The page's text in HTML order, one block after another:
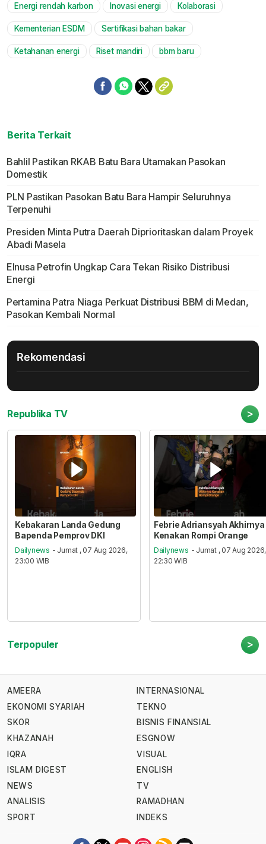
Energi rendah karbon Inovasi energi Kolaborasi
Kementerian ESDM Sertifikasi bahan bakar
Ketahanan energi Riset mandiri bbm baru
Berita Terkait
Bahlil Pastikan RKAB Batu Bara Utamakan Pasokan
Domestik
PLN Pastikan Pasokan Batu Bara Hampir Seluruhnya
Terpenuhi
Presiden Minta Putra Daerah Diprioritaskan dalam Proyek
Abadi Masela
Elnusa Petrofin Ungkap Cara Tekan Risiko Distribusi
Energi
Pertamina Patra Niaga Perkuat Distribusi BBM di Medan,
Pasokan Kembali Normal
Rekomendasi
Republika TV >
Kebakaran Landa Gedung
Bapenda Pemprov DKI
Dailynews - Jumat , 07 Aug 2026,
23:00 WIB
Febrie Adriansyah Akhirnya
Kenakan Rompi Orange
Dailynews - Jumat , 07 Aug 2026,
22:30 WIB
Terpopuler >
AMEERA
EKONOMI SYARIAH
SKOR
KHAZANAH
IQRA
ISLAM DIGEST
NEWS
ANALISIS
SPORT
INTERNASIONAL
TEKNO
BISNIS FINANSIAL
ESGNOW
VISUAL
ENGLISH
TV
RAMADHAN
INDEKS